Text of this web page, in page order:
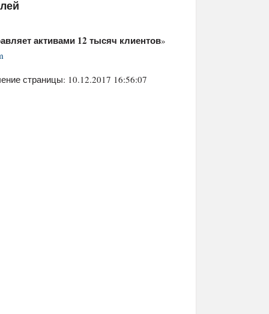
активами 12 тысяч клиентов»
страницы: 10.12.2017 16:56:07